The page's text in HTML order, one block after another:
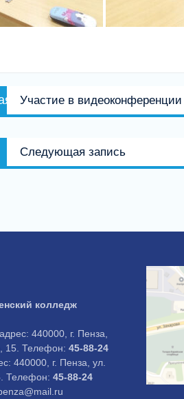
запись:
Участие в
запись:
Следующая запись
колледж
440000, г. Пенза,
15. Телефон: 45-88-24
440000, г. Пенза, ул.
Телефон: 45-88-24